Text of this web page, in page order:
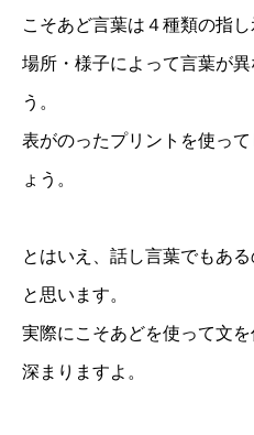
こそあど言葉は４種類の指
場所・様子によって言葉が
う。
表がのったプリントを使っ
ょう。
とはいえ、話し言葉でもあ
と思います。
実際にこそあどを使って文
深まりますよ。